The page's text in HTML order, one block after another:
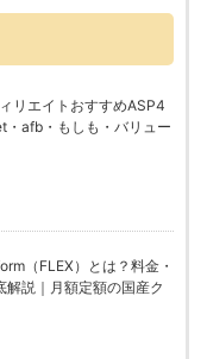
リエイトおすすめASP4
・afb・もしも・バリュー
（FLEX）とは？料金・
解説｜月額定額の国産ク